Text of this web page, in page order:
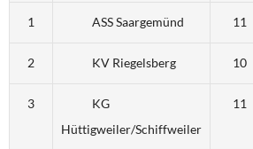
1 ASS Saargemünd 11
2 KV Riegelsberg 10
3
KG
Hüttigweiler/Schiffweiler
11